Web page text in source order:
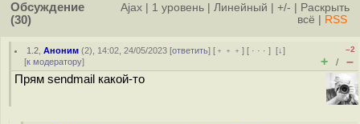
Обсуждение
(30)
Ajax 1 уровень Линейный +/-
Раскрыть
всё
RSS
1.2 ,Аноним (2), 14:02, 24/05/2023 [ответить] [ ﹢﹢﹢] [ · · ·][↓]
[к модератору]
–2
+ / –
Прям sendmail какой-то